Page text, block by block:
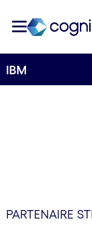
IBM
PARTENAIRE